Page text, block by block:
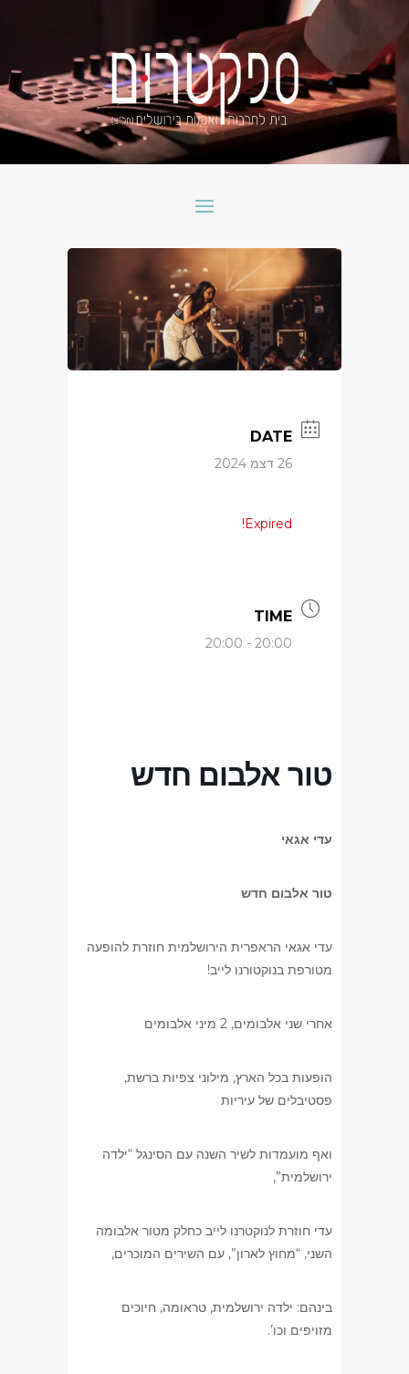
DATE
26 דצמ 2024
Expired!
TIME
20:00 - 20:00
טור אלבום חדש
עדי אגאי
טור אלבום חדש
עדי אגאי הראפרית הירושלמית חוזרת להופעה
מטורפת בנוקטורנו לייב!
אחרי שני אלבומים, 2 מיני אלבומים
הופעות בכל הארץ, מילוני צפיות ברשת,
פסטיבלים של עיריות
ואף מועמדות לשיר השנה עם הסינגל “ילדה
ירושלמית”,
עדי חוזרת לנוקטרנו לייב כחלק מטור אלבומה
השני, “מחוץ לארון”, עם השירים המוכרים,
בינהם: ילדה ירושלמית, טראומה, חיוכים
מזויפים וכו’.